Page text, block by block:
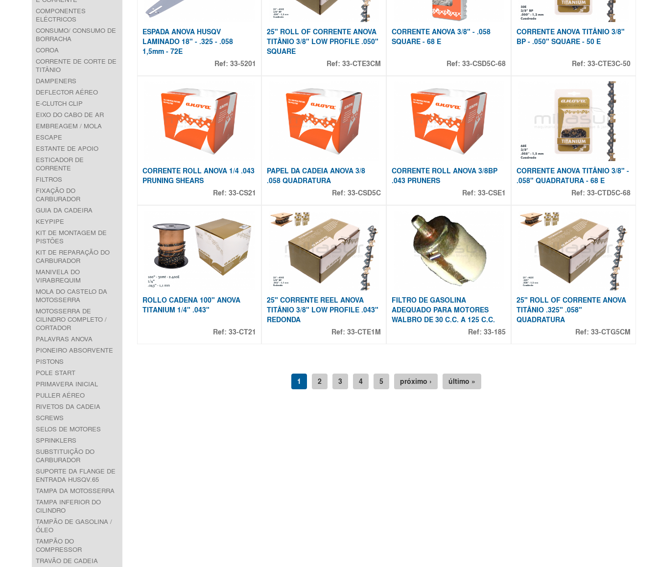
COMPONENTES
ELÉCTRICOS
CONSUMO/ CONSUMO DE
BORRACHA
COROA
CORRENTE DE CORTE DE
TITÂNIO
DAMPENERS
DEFLECTOR AÉREO
E-CLUTCH CLIP
EIXO DO CABO DE AR
EMBREAGEM / MOLA
ESCAPE
ESTANTE DE APOIO
ESTICADOR DE
CORRENTE
FILTROS
FIXAÇÃO DO
CARBURADOR
GUIA DA CADEIRA
KEYPIPE
KIT DE MONTAGEM DE
PISTÕES
KIT DE REPARAÇÃO DO
CARBURADOR
MANIVELA DO
VIRABREQUIM
MOLA DO CASTELO DA
MOTOSSERRA
MOTOSSERRA DE
CILINDRO COMPLETO /
CORTADOR
PALAVRAS ANOVA
PIONEIRO ABSORVENTE
PISTONS
POLE START
PRIMAVERA INICIAL
PULLER AÉREO
RIVETOS DA CADEIA
SCREWS
SELOS DE MOTORES
SPRINKLERS
SUBSTITUIÇÃO DO
CARBURADOR
SUPORTE DA FLANGE DE
ENTRADA HUSQV.65
TAMPA DA MOTOSSERRA
TAMPA INFERIOR DO
CILINDRO
TAMPÃO DE GASOLINA /
ÓLEO
TAMPÃO DO
COMPRESSOR
TRAVÃO DE CADEIA
ESPADA ANOVA HUSQV
LAMINADO 18" - .325 - .058
1,5mm - 72E
Ref:33-5201
25" ROLL OF CORRENTE ANOVA
TITÂNIO 3/8" LOW PROFILE .050"
SQUARE
Ref:33-CTE3CM
CORRENTE ANOVA 3/8" - .058
SQUARE - 68 E
Ref:33-CSD5C-68
CORRENTE ANOVA TITÂNIO 3/8"
BP - .050" SQUARE - 50 E
Ref: 33-CTE3C-50
CORRENTE ROLL ANOVA 1/4 .043
PRUNING SHEARS
Ref:33-CS21
PAPEL DA CADEIA ANOVA 3/8
.058 QUADRATURA
Ref:33-CSD5C
CORRENTE ROLL ANOVA 3/8BP
.043 PRUNERS
Ref:33-CSE1
CORRENTE ANOVA TITÂNIO 3/8" -
.058" QUADRATURA - 68 E
Ref: 33-CTD5C-68
ROLLO CADENA 100" ANOVA
TITANIUM 1/4" .043"
Ref:33-CT21
25" CORRENTE REEL ANOVA
TITÂNIO 3/8" LOW PROFILE .043"
REDONDA
Ref:33-CTE1M
FILTRO DE GASOLINA
ADEQUADO PARA MOTORES
WALBRO DE 30 C.C. A 125 C.C.
Ref:33-185
25" ROLL OF CORRENTE ANOVA
TITÂNIO .325" .058"
QUADRATURA
Ref: 33-CTG5CM
1 2 3 4 5 próximo › último »